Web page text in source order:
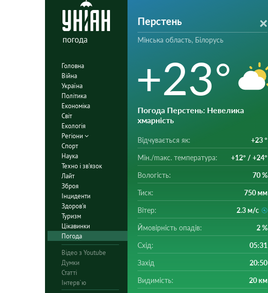
погода
Головна
Війна
Україна
Політика
Економіка
Світ
Екологія
Регіони
Спорт
Наука
Техно і зв'язок
Лайт
Зброя
Інциденти
Здоров'я
Туризм
Цікавинки
Погода
Відео з Youtube
Думки
Статті
Інтерв`ю
Перстень
Мінська область, Білорусь
+23°
Погода Перстень: Невелика
хмарність
Відчувається як: +23 °
Мін./mакс. температура: +12° / +24°
Вологість: 70 %
Тиск: 750 мм
Вітер: 2.3 м/с
Ймовірність опадів: 2 %
Схід: 05:31
Захід 20:50
Видимість: 20 км